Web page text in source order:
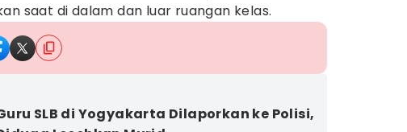
saat di dalam dan luar ruangan kelas.
SLB di Yogyakarta Dilaporkan ke Polisi,